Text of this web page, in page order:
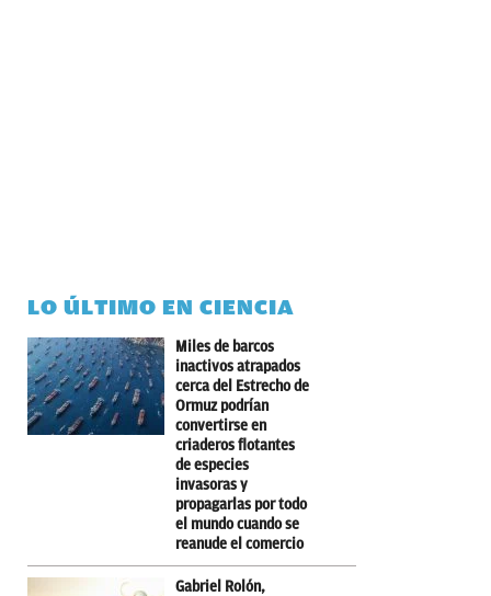
LO ÚLTIMO EN CIENCIA
Miles de barcos
inactivos atrapados
cerca del Estrecho de
Ormuz podrían
convertirse en
criaderos flotantes
de especies
invasoras y
propagarlas por todo
el mundo cuando se
reanude el comercio
Gabriel Rolón,